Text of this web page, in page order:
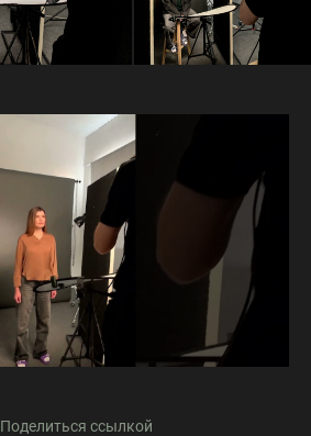
Поделиться ссылкой